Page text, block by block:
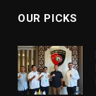
OUR PICKS